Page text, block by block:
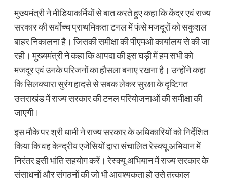
मुख्यमंत्री ने मीडियाकर्मियों से बात करते हुए कहा कि केंद्र एवं राज्य
सरकार की सर्वाेच्च प्राथमिकता टनल में फंसे मजदूरों को सकुशल
बाहर निकालना है। जिसकी समीक्षा की पीएमओ कार्यालय से की जा
रही। मुख्यमंत्री ने कहा कि आपदा की इस घड़ी में हम सभी को
मजदूर एवं उनके परिजनों का हौसला बनाए रखना है। उन्होंने कहा
कि सिलक्यारा सुरंग हादसे से सबक लेकर सुरक्षा के दृष्टिगत
उत्तराखंड में राज्य सरकार की टनल परियोजनाओं की समीक्षा की
जाएगी।
इस मौके पर श्री धामी ने राज्य सरकार के अधिकारियों को निर्देशित
किया कि वह केन्द्रीय एजेसियों द्वारा संचालित रेस्क्यू अभियान में
निरंतर इसी भांति सहयोग करें। रेस्क्यू अभियान में राज्य सरकार के
संसाधनों और संगठनों की जो भी आवश्यकता हो उसे तत्काल